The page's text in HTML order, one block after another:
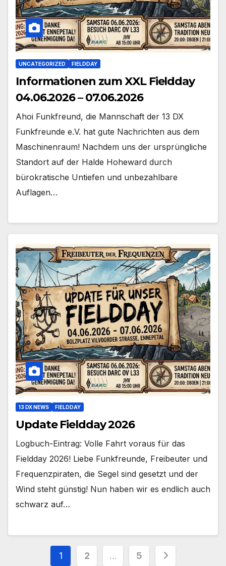
UNCATEGORIZED FIELDDAY
Informationen zum XXL Fieldday
04.06.2026 – 07.06.2026
Ahoi Funkfreund, die Mannschaft der 13 DX
Funkfreunde e.V. hat gute Nachrichten aus dem
Maschinenraum! Nachdem uns der ursprüngliche
Standort auf der Halde Hoheward durch
bürokratische Untiefen und unbezahlbare
Auflagen…
13 DX NEWS FIELDDAY
Update Fieldday 2026
Logbuch-Eintrag: Volle Fahrt voraus für das
Fieldday 2026! Liebe Funkfreunde, Freibeuter und
Frequenzpiraten, die Segel sind gesetzt und der
Wind steht günstig! Nun haben wir es endlich auch
schwarz auf…
Seitennummerierung
1 2 … 5